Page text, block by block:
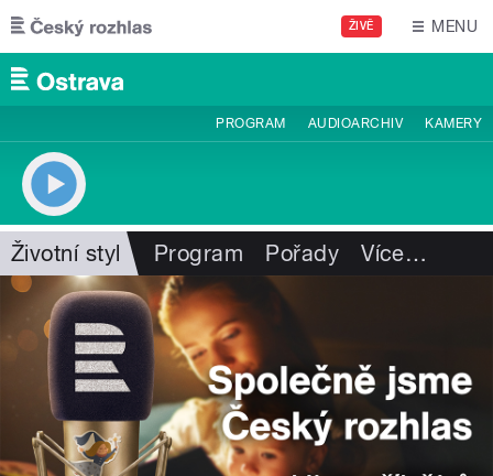
Přejít k hlavnímu obsahu
ŽIVĚ MENU
PROGRAM AUDIOARCHIV KAMERY
Životní styl Program Pořady Více…